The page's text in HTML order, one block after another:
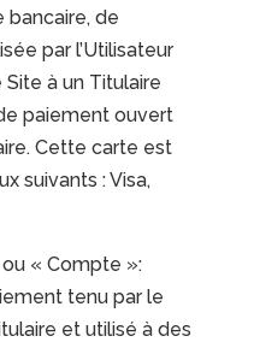
bancaire, de
par l’Utilisateur
à un Titulaire
paiement ouvert
Cette carte est
suivants : Visa,
« Compte »:
tenu par le
et utilisé à des